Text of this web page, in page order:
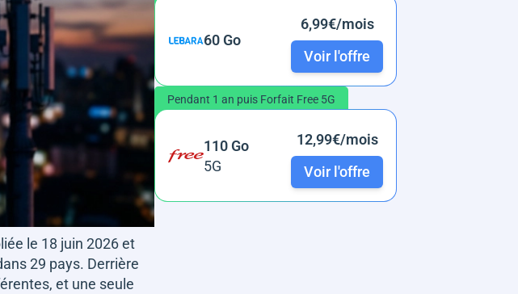
le 18 juin 2026 et
29 pays. Derrière
et une seule
60 Go
6,99€/mois
Voir l'offre
Pendant 1 an puis Forfait Free 5G
110 Go
5G
12,99€/mois
Voir l'offre